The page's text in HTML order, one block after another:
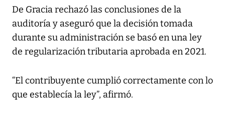
De Gracia rechazó las conclusiones de la
auditoría y aseguró que la decisión tomada
durante su administración se basó en una ley
de regularización tributaria aprobada en 2021.
“El contribuyente cumplió correctamente con lo
que establecía la ley”, afirmó.